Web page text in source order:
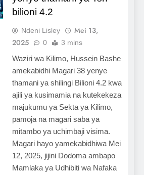
bilioni 4.2
Ndeni Lisley
Mei 13,
2025
0 3 mins
Waziri wa Kilimo, Hussein Bashe
amekabidhi Magari 38 yenye
thamani ya shilingi Bilioni 4.2 kwa
ajili ya kusimamia na kutekekeza
majukumu ya Sekta ya Kilimo,
pamoja na magari saba ya
mitambo ya uchimbaji visima.
Magari hayo yamekabidhiwa Mei
12, 2025, jijini Dodoma ambapo
Mamlaka ya Udhibiti wa Nafaka